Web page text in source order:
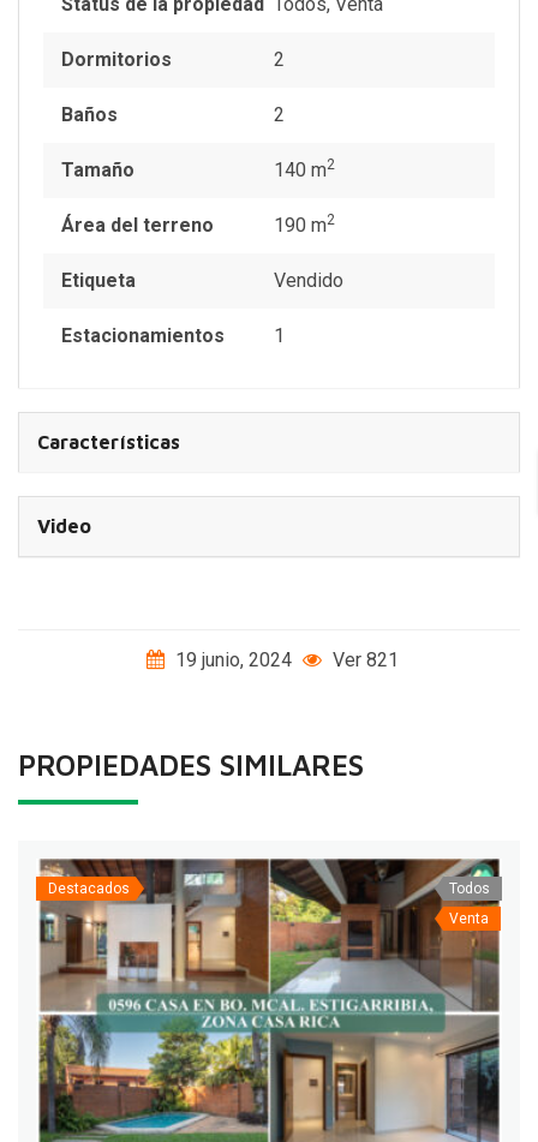
Dormitorios 2
Baños 2
Tamaño 140 m2
Área del terreno 190 m2
Etiqueta Vendido
Estacionamientos 1
Características
Video
19 junio, 2024 Ver 821
PROPIEDADES SIMILARES
Destacados
Todos
Venta